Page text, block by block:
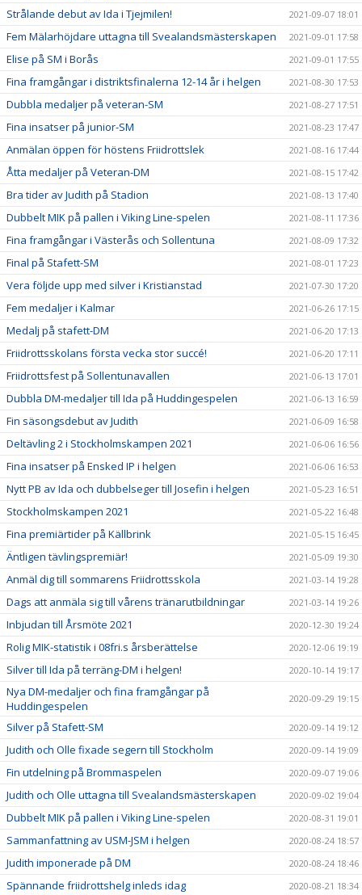
Strålande debut av Ida i Tjejmilen! 2021-09-07 18:01
Fem Mälarhöjdare uttagna till Svealandsmästerskapen 2021-09-01 17:58
Elise på SM i Borås 2021-09-01 17:55
Fina framgångar i distriktsfinalerna 12-14 år i helgen 2021-08-30 17:53
Dubbla medaljer på veteran-SM 2021-08-27 17:51
Fina insatser på junior-SM 2021-08-23 17:47
Anmälan öppen för höstens Friidrottslek 2021-08-16 17:44
Åtta medaljer på Veteran-DM 2021-08-15 17:42
Bra tider av Judith på Stadion 2021-08-13 17:40
Dubbelt MIK på pallen i Viking Line-spelen 2021-08-11 17:36
Fina framgångar i Västerås och Sollentuna 2021-08-09 17:32
Final på Stafett-SM 2021-08-01 17:23
Vera följde upp med silver i Kristianstad 2021-07-30 17:20
Fem medaljer i Kalmar 2021-06-26 17:15
Medalj på stafett-DM 2021-06-20 17:13
Friidrottsskolans första vecka stor succé! 2021-06-20 17:11
Friidrottsfest på Sollentunavallen 2021-06-13 17:01
Dubbla DM-medaljer till Ida på Huddingespelen 2021-06-13 16:59
Fin säsongsdebut av Judith 2021-06-09 16:58
Deltävling 2 i Stockholmskampen 2021 2021-06-06 16:56
Fina insatser på Ensked IP i helgen 2021-06-06 16:53
Nytt PB av Ida och dubbelseger till Josefin i helgen 2021-05-23 16:51
Stockholmskampen 2021 2021-05-22 16:48
Fina premiärtider på Källbrink 2021-05-15 16:45
Äntligen tävlingspremiär! 2021-05-09 19:30
Anmäl dig till sommarens Friidrottsskola 2021-03-14 19:28
Dags att anmäla sig till vårens tränarutbildningar 2021-03-14 19:26
Inbjudan till Årsmöte 2021 2020-12-30 19:24
Rolig MIK-statistik i 08fri.s årsberättelse 2020-12-06 19:19
Silver till Ida på terräng-DM i helgen! 2020-10-14 19:17
Nya DM-medaljer och fina framgångar på
Huddingespelen
2020-09-29 19:15
Silver på Stafett-SM 2020-09-14 19:12
Judith och Olle fixade segern till Stockholm 2020-09-14 19:09
Fin utdelning på Brommaspelen 2020-09-07 19:06
Judith och Olle uttagna till Svealandsmästerskapen 2020-09-02 19:04
Dubbelt MIK på pallen i Viking Line-spelen 2020-08-31 19:01
Sammanfattning av USM-JSM i helgen 2020-08-24 18:57
Judith imponerade på DM 2020-08-24 18:46
Spännande friidrottshelg inleds idag 2020-08-21 18:34